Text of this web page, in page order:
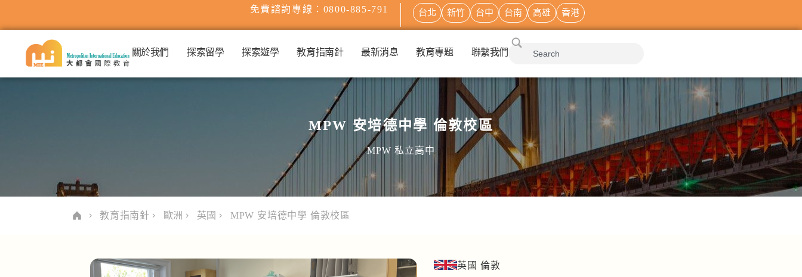
免費諮詢專線：0800-885-791 台北 新竹 台中 台南 高雄 香港
關於我們 探索留學 探索遊學 教育指南針 最新消息 教育專題 聯繫我們
MPW 安培德中學 倫敦校區
MPW 私立高中
教育指南針 歐洲 英國 MPW 安培德中學 倫敦校區
英國 倫敦